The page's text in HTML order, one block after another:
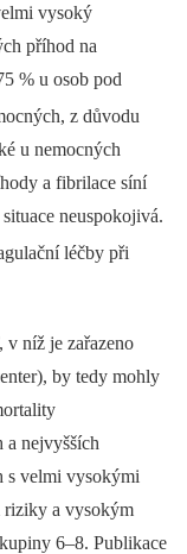
vysoký
příhod na
% u osob pod
z důvodu
u nemocných
a fibrilace síní
neuspokojivá.
léčby při
níž je zařazeno
by tedy mohly
a nejvyšších
s velmi vysokými
riziky a vysokým
6–8. Publikace